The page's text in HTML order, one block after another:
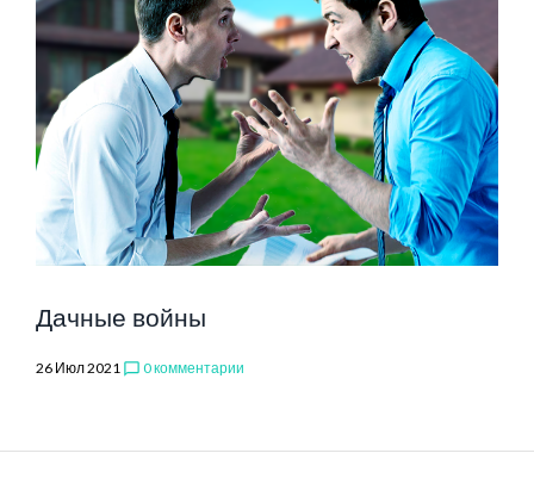
ДОМ
Дачные войны
26 Июл 2021 chat_bubble_outline 0 комментарии